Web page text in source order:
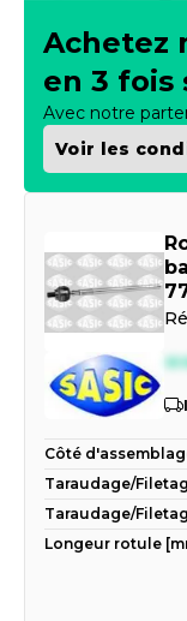
Achetez
en 3 fois
Avec notre
Voir les
Côté
Taraudage/
Taraudage/
Longeur rotule